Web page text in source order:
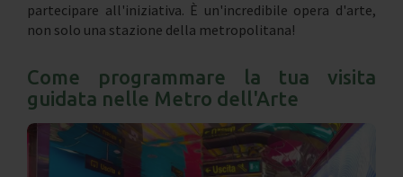
partecipare all'iniziativa. È un'incredibile opera d'arte,
non solo una stazione della metropolitana!
Come programmare la tua visita
guidata nelle Metro dell'Arte